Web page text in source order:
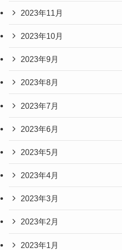
2023年11月
2023年10月
2023年9月
2023年8月
2023年7月
2023年6月
2023年5月
2023年4月
2023年3月
2023年2月
2023年1月